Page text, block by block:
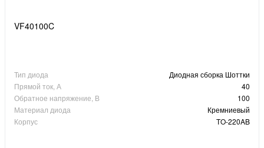
VF40100C
Тип диода
Диодная сборка Шоттки
Прямой ток, А
40
Обратное напряжение, В
100
Материал диода
Кремниевый
Корпус
TO-220AB